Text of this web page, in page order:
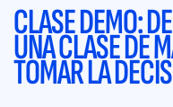
CLASE DEMO:
UNA CLASE DE
TOMAR LA